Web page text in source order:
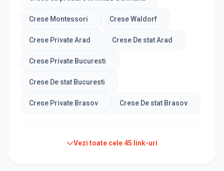
Crese Montessori Crese Waldorf
Crese Private Arad Crese De stat Arad
Crese Private Bucuresti
Crese De stat Bucuresti
Crese Private Brasov Crese De stat Brasov
Vezi toate cele45 link-uri